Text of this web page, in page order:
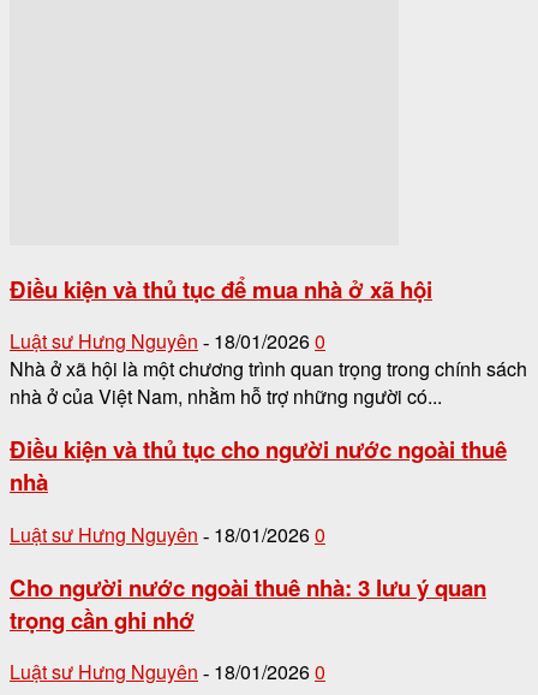
Điều kiện và thủ tục để mua nhà ở xã hội
Luật sư Hưng Nguyên - 18/01/20260
Nhà ở xã hội là một chương trình quan trọng trong chính sách
nhà ở của Việt Nam, nhằm hỗ trợ những người có...
Điều kiện và thủ tục cho người nước ngoài thuê
nhà
Luật sư Hưng Nguyên - 18/01/20260
Cho người nước ngoài thuê nhà: 3 lưu ý quan
trọng cần ghi nhớ
Luật sư Hưng Nguyên - 18/01/20260